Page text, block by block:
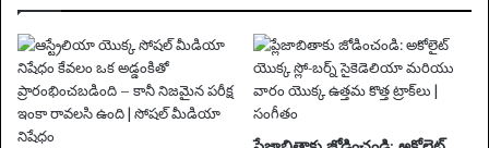
నా
సా
టో
యొ
క్క